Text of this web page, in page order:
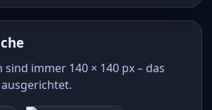
sind immer 140 × 140 px – das